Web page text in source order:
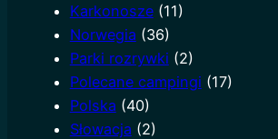
Karkonosze(11)
Norwegia (36)
Parki rozrywki (2)
Polecane campingi (17)
Polska (40)
Słowacja (2)